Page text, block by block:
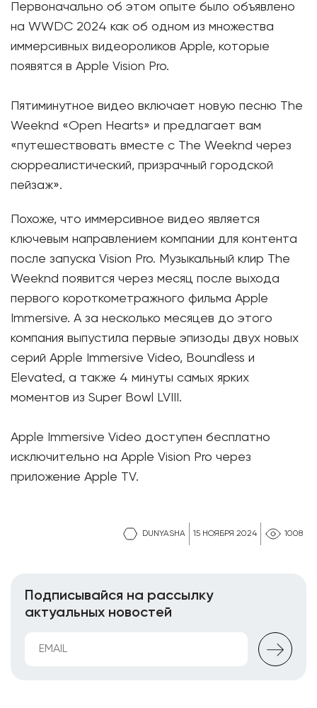
DUNYASHA 15 НОЯБРЯ 2024 1008
Первоначально об этом опыте было объявлено
на WWDC 2024 как об одном из множества
иммерсивных видеороликов Apple, которые
появятся в Apple Vision Pro.
Пятиминутное видео включает новую песню The
Weeknd «Open Hearts» и предлагает вам
«путешествовать вместе с The Weeknd через
сюрреалистический, призрачный городской
пейзаж».
Похоже, что иммерсивное видео является
ключевым направлением компании для контента
после запуска Vision Pro. Музыкальный клир The
Weeknd появится через месяц после выхода
первого короткометражного фильма Apple
Immersive. А за несколько месяцев до этого
компания выпустила первые эпизоды двух новых
серий Apple Immersive Video, Boundless и
Elevated, а также 4 минуты самых ярких
моментов из Super Bowl LVIII.
Apple Immersive Video доступен бесплатно
исключительно на Apple Vision Pro через
приложение Apple TV.
Подписывайся на рассылку
актуальных новостей